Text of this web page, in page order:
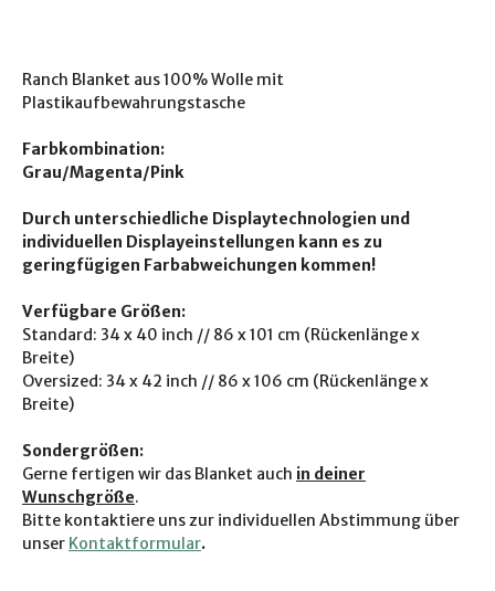
Ranch Blanket aus 100% Wolle mit
Plastikaufbewahrungstasche
Farbkombination:
Grau/Magenta/Pink
Durch unterschiedliche Displaytechnologien und
individuellen Displayeinstellungen kann es zu
geringfügigen Farbabweichungen kommen!
Verfügbare Größen:
Standard: 34 x 40 inch // 86 x 101 cm (Rückenlänge x
Breite)
Oversized: 34 x 42 inch // 86 x 106 cm (Rückenlänge x
Breite)
Sondergrößen:
Gerne fertigen wir das Blanket auch in deiner
Wunschgröße.
Bitte kontaktiere uns zur individuellen Abstimmung über
unser Kontaktformular.